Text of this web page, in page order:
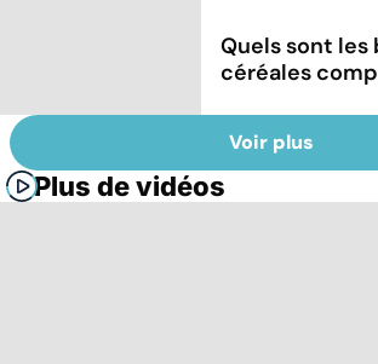
Quels sont
céréales
Voir plus
Plus de vidéos